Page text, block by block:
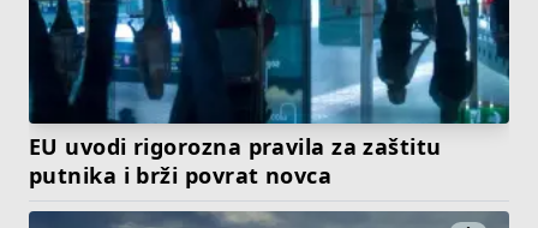
EU uvodi rigorozna pravila za zaštitu
putnika i brži povrat novca